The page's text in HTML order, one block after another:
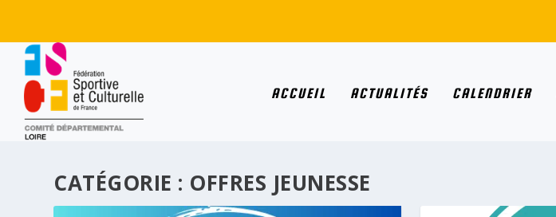
ACCUEIL ACTUALITÉS CALENDRIER
CATÉGORIE : OFFRES JEUNESSE